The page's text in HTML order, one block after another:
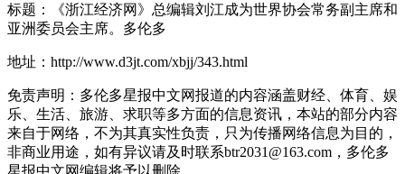
标题：《浙江经济网》总编辑刘江成为世界协会常务副主席和
亚洲委员会主席。多伦多
地址：http://www.d3jt.com/xbjj/343.html
免责声明：多伦多星报中文网报道的内容涵盖财经、体育、娱
乐、生活、旅游、求职等多方面的信息资讯，本站的部分内容
来自于网络，不为其真实性负责，只为传播网络信息为目的，
非商业用途，如有异议请及时联系btr2031@163.com，多伦多
星报中文网编辑将予以删除。